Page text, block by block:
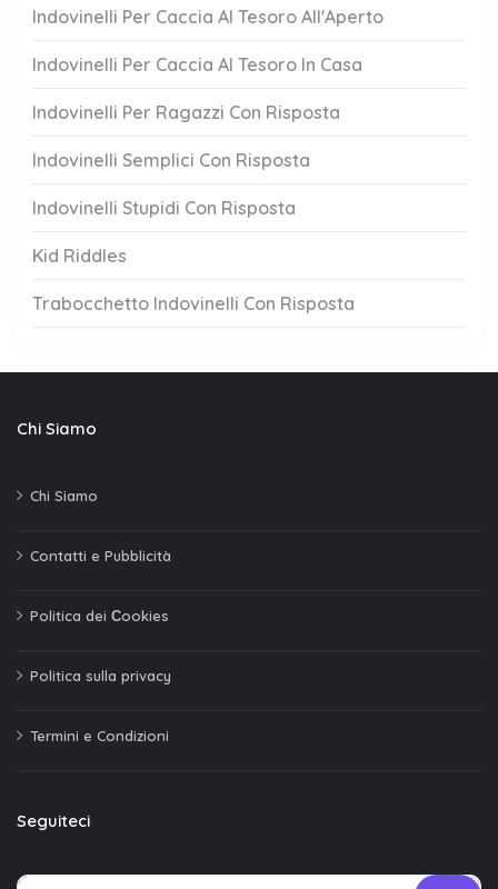
Indovinelli Per Caccia Al Tesoro All'Aperto
Indovinelli Per Caccia Al Tesoro In Casa
Indovinelli Per Ragazzi Con Risposta
Indovinelli Semplici Con Risposta
Indovinelli Stupidi Con Risposta
Kid Riddles
Trabocchetto Indovinelli Con Risposta
Chi Siamo
Chi Siamo
Contatti e Pubblicità
Politica dei Сookies
Politica sulla privacy
Termini e Condizioni
Seguiteci